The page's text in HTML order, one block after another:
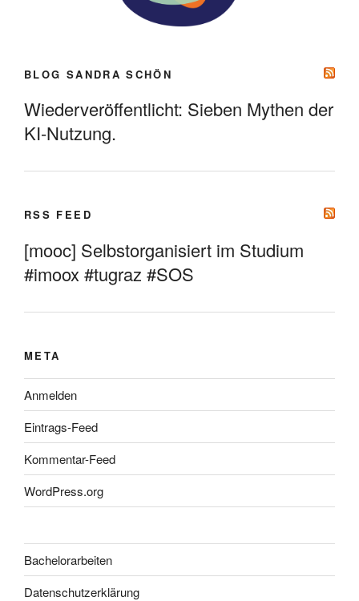
BLOG SANDRA SCHÖN
Wiederveröffentlicht: Sieben Mythen der
KI-Nutzung.
RSS FEED
[mooc] Selbstorganisiert im Studium
#imoox #tugraz #SOS
META
Anmelden
Eintrags-Feed
Kommentar-Feed
WordPress.org
Bachelorarbeiten
Datenschutzerklärung